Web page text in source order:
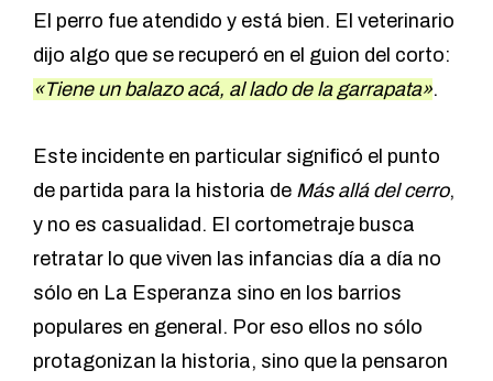
El perro fue atendido y está bien. El veterinario
dijo algo que se recuperó en el guion del corto:
«Tiene un balazo acá, al lado de la garrapata».
Este incidente en particular significó el punto
de partida para la historia de Más allá del cerro,
y no es casualidad. El cortometraje busca
retratar lo que viven las infancias día a día no
sólo en La Esperanza sino en los barrios
populares en general. Por eso ellos no sólo
protagonizan la historia, sino que la pensaron